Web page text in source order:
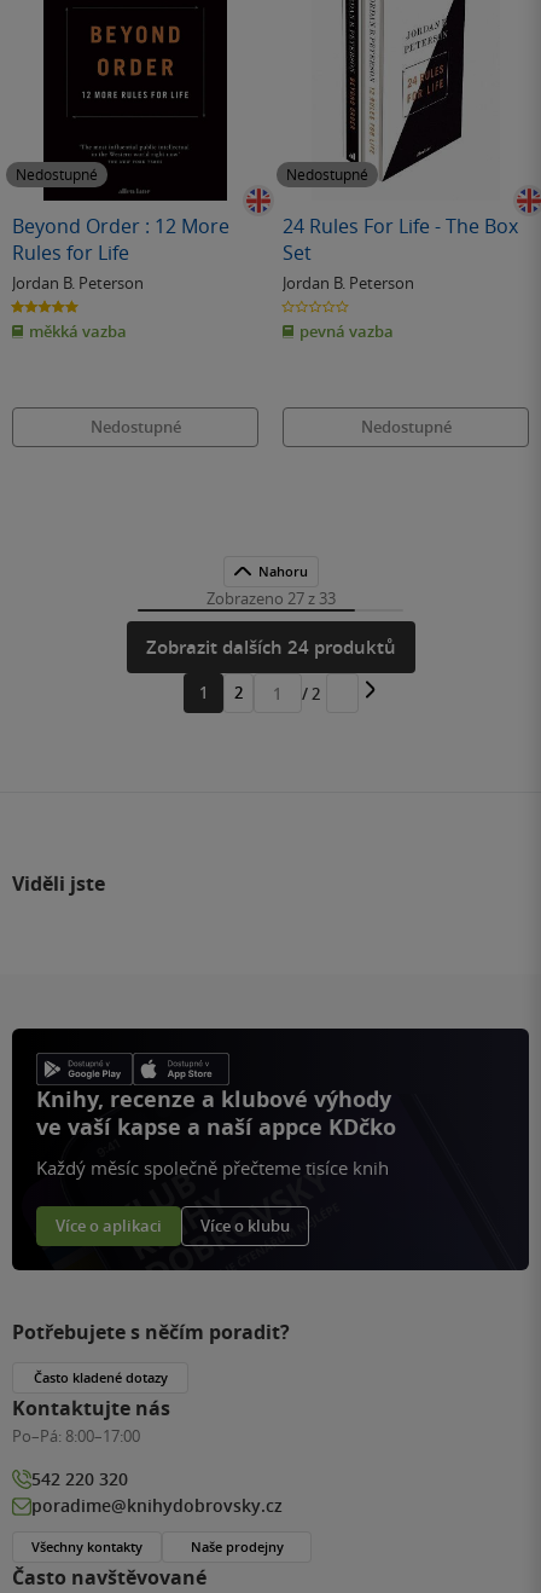
Nedostupné
Beyond Order : 12 More
Rules for Life
Jordan B. Peterson
5.0
z
5
hvězdiček
měkká vazba
Nedostupné
Nedostupné
24 Rules For Life - The Box
Set
Jordan B. Peterson
0.0
z
5
hvězdiček
pevná vazba
Nedostupné
Nahoru
Zobrazeno 27 z 33
Zobrazit dalších 24 produktů
1 2
Přejít
/ 2
Viděli jste
Knihy, recenze a klubové výhody
ve vaší kapse a naší appce KDčko
Každý měsíc společně přečteme tisíce knih
Více o aplikaci Více o klubu
Často navštěvované
Potřebujete s něčím poradit?
Často kladené dotazy
Kontaktujte nás
Po–Pá: 8:00–17:00
542 220 320
poradime@knihydobrovsky.cz
Všechny kontakty Naše prodejny